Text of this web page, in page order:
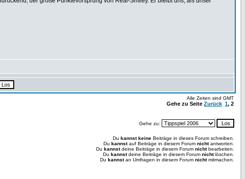
Alle Zeiten sind GMT
Gehe zu Seite Zurück 1, 2
Gehe zu:
Du kannst keine Beiträge in dieses Forum schreiben.
Du kannstauf Beiträge in diesem Forum nichtantworten.
Du kannstdeine Beiträge in diesem Forum nichtbearbeiten.
Du kannstdeine Beiträge in diesem Forum nichtlöschen.
Du kannstan Umfragen in diesem Forum nichtmitmachen.